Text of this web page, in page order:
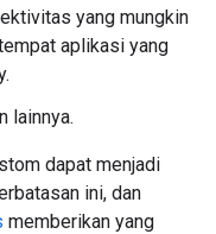
yang mungkin
aplikasi yang
lainnya.
dapat menjadi
ini, dan
memberikan yang